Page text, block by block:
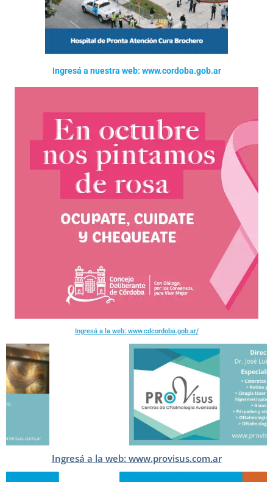
Ingresá a nuestra web: www.cordoba.gob.ar
Ingresá a la web: www.cdcordoba.gob.ar/
Ingresá a la web: www.provisus.com.ar